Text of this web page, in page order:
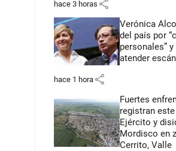
hace 3 horas share
Verónica
del país por
personales”
atender
hace 1 hora share
Fuertes
registran
Ejército y
Mordisco en
Cerrito, Valle